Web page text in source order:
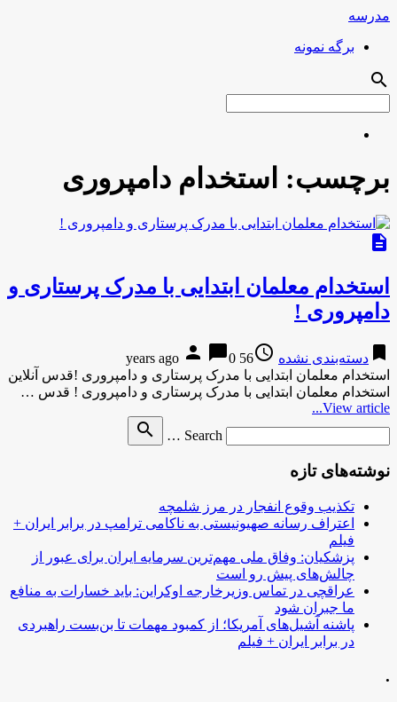
مدرسه
برگه نمونه
search
برچسب: استخدام دامپروری
description
استخدام معلمان ابتدایی با مدرک پرستاری و
دامپروری !
bookmark دسته‌بندی نشده access_time
56 years ago
person chat_bubble0
استخدام معلمان ابتدایی با مدرک پرستاری و دامپروری !قدس آنلاین
استخدام معلمان ابتدایی با مدرک پرستاری و دامپروری ! قدس …
View article...
Search …
search
نوشته‌های تازه
تکذیب وقوع انفجار در مرز شلمچه
اعتراف رسانه صهیونیستی به ناکامی ترامپ در برابر ایران +
فیلم
پزشکیان: وفاق ملی مهم‌ترین سرمایه ایران برای عبور از
چالش‌های پیش رو است
عراقچی در تماس وزیرخارجه اوکراین: باید خسارات به منافع
ما جبران شود
پاشنه آشیل‌های آمریکا؛ از کمبود مهمات تا بن‌بست راهبردی
در برابر ایران + فیلم
.